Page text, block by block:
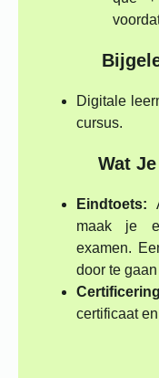
Digitale
cursus.
Wat
Eindtoets:
maak je
examen.
door te
certificaat